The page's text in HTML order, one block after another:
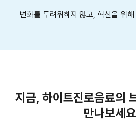
변화를 두려워하지 않고, 혁신을 위
지금, 하이트진로음료의
만나보세